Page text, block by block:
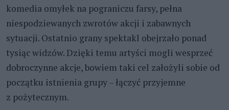
komedia omyłek na pograniczu farsy, pełna
niespodziewanych zwrotów akcji i zabawnych
sytuacji. Ostatnio grany spektakl obejrzało ponad
tysiąc widzów. Dzięki temu artyści mogli wesprzeć
dobroczynne akcje, bowiem taki cel założyli sobie od
początku istnienia grupy – łączyć przyjemne
z pożytecznym.